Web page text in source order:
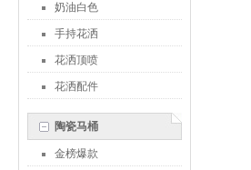
奶油白色
手持花洒
花洒顶喷
花洒配件
陶瓷马桶
金榜爆款